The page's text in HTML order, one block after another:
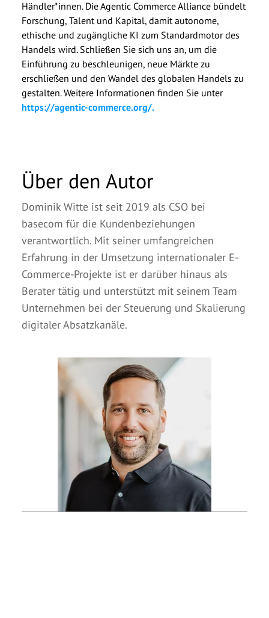
Händler*innen. Die Agentic Commerce Alliance bündelt
Forschung, Talent und Kapital, damit autonome,
ethische und zugängliche KI zum Standardmotor des
Handels wird. Schließen Sie sich uns an, um die
Einführung zu beschleunigen, neue Märkte zu
erschließen und den Wandel des globalen Handels zu
gestalten. Weitere Informationen finden Sie unter
https://agentic-commerce.org/.
Über den Autor
Dominik Witte ist seit 2019 als CSO bei
basecom für die Kundenbeziehungen
verantwortlich. Mit seiner umfangreichen
Erfahrung in der Umsetzung internationaler E-
Commerce-Projekte ist er darüber hinaus als
Berater tätig und unterstützt mit seinem Team
Unternehmen bei der Steuerung und Skalierung
digitaler Absatzkanäle.